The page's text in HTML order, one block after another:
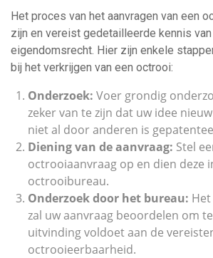
Het proces van het aanvragen van een
zijn en vereist gedetailleerde kennis
eigendomsrecht. Hier zijn enkele
bij het verkrijgen van een octrooi:
Onderzoek: Voer grondig
zeker van te zijn dat uw idee
niet al door anderen is
Diening van de aanvraag: Stel
octrooiaanvraag op en dien deze
octrooibureau.
Onderzoek door het bureau:
zal uw aanvraag beoordelen om
uitvinding voldoet aan de
octrooieerbaarheid.